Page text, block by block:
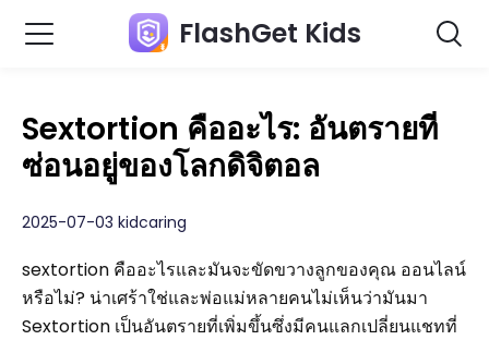
FlashGet Kids
Sextortion คืออะไร: อันตรายที่
ซ่อนอยู่ของโลกดิจิตอล
2025-07-03 kidcaring
sextortion คืออะไรและมันจะขัดขวางลูกของคุณ ออนไลน์
หรือไม่? น่าเศร้าใช่และพ่อแม่หลายคนไม่เห็นว่ามันมา
Sextortion เป็นอันตรายที่เพิ่มขึ้นซึ่งมีคนแลกเปลี่ยนแชทที่